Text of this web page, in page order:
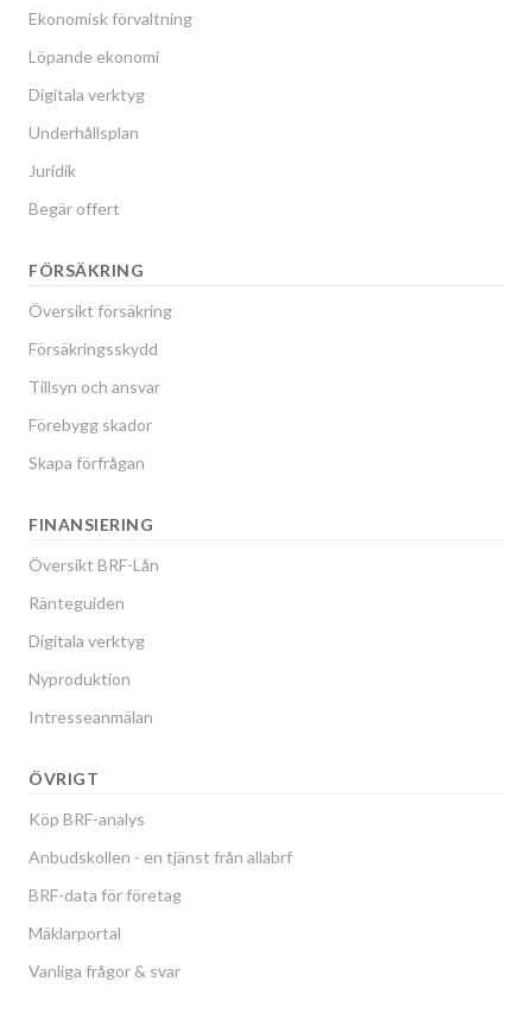
Ekonomisk förvaltning
Löpande ekonomi
Digitala verktyg
Underhållsplan
Juridik
Begär offert
FÖRSÄKRING
Översikt försäkring
Försäkringsskydd
Tillsyn och ansvar
Förebygg skador
Skapa förfrågan
FINANSIERING
Översikt BRF-Lån
Ränteguiden
Digitala verktyg
Nyproduktion
Intresseanmälan
ÖVRIGT
Köp BRF-analys
Anbudskollen - en tjänst från allabrf
BRF-data för företag
Mäklarportal
Vanliga frågor & svar